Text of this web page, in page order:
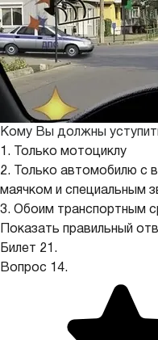
Кому Вы должны
1. Только мотоциклу
2. Только автомобилю с
маячком и специальным
3. Обоим транспортным
Показать правильный
Билет 21.
Вопрос 14.